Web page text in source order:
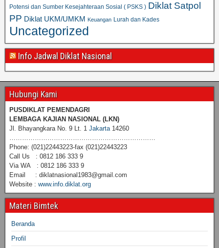
Potensi dan Sumber Kesejahteraan Sosial ( PSKS ) Diklat Satpol
PP Diklat UKM/UMKM Keuangan Lurah dan Kades
Uncategorized
Info Jadwal Diklat Nasional
Hubungi Kami
PUSDIKLAT PEMENDAGRI
LEMBAGA KAJIAN NASIONAL (LKN)
Jl. Bhayangkara No. 9 Lt. 1 Jakarta14260
……………………………………………………………
Phone: (021)22443223-fax (021)22443223
Call Us : 0812 186 333 9
Via WA : 0812 186 333 9
Email : diklatnasional1983@gmail.com
Website : www.info.diklat.org
Materi Bimtek
Beranda
Profil